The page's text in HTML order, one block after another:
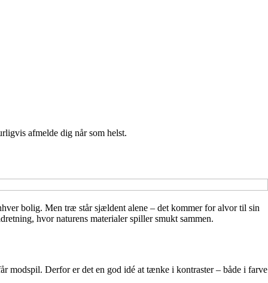
afmelde dig når som helst.
bolig. Men træ står sjældent alene – det kommer for alvor til sin
hvor naturens materialer spiller smukt sammen.
modspil. Derfor er det en god idé at tænke i kontraster – både i farve